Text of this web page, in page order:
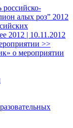
алых роз” 2012
2012 | 10.11.2012
>>
о мероприятии